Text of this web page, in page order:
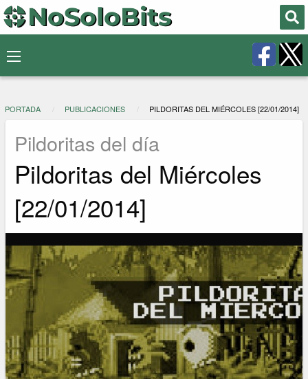
PORTADA PUBLICACIONES PILDORITAS DEL MIÉRCOLES [22/01/2014]
Pildoritas del día
Pildoritas del Miércoles
[22/01/2014]